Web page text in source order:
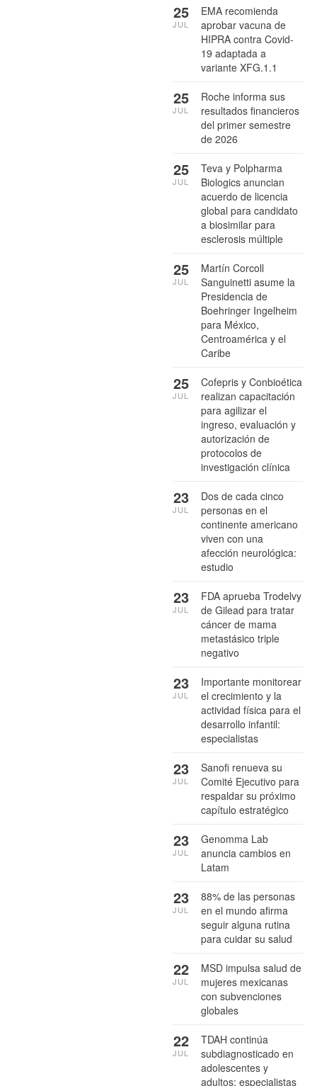
EMA recomienda
aprobar vacuna de
HIPRA contra Covid-
19 adaptada a
variante XFG.1.1
25
JUL
Roche informa sus
resultados financieros
del primer semestre
de 2026
25
JUL
Teva y Polpharma
Biologics anuncian
acuerdo de licencia
global para candidato
a biosimilar para
esclerosis múltiple
25
JUL
Martín Corcoll
Sanguinetti asume la
Presidencia de
Boehringer Ingelheim
para México,
Centroamérica y el
Caribe
25
JUL
Cofepris y Conbioética
realizan capacitación
para agilizar el
ingreso, evaluación y
autorización de
protocolos de
investigación clínica
25
JUL
Dos de cada cinco
personas en el
continente americano
viven con una
afección neurológica:
estudio
23
JUL
FDA aprueba Trodelvy
de Gilead para tratar
cáncer de mama
metastásico triple
negativo
23
JUL
Importante monitorear
el crecimiento y la
actividad física para el
desarrollo infantil:
especialistas
23
JUL
Sanofi renueva su
Comité Ejecutivo para
respaldar su próximo
capítulo estratégico
23
JUL
Genomma Lab
anuncia cambios en
Latam
23
JUL
88% de las personas
en el mundo afirma
seguir alguna rutina
para cuidar su salud
23
JUL
MSD impulsa salud de
mujeres mexicanas
con subvenciones
globales
22
JUL
TDAH continúa
subdiagnosticado en
adolescentes y
adultos: especialistas
22
JUL